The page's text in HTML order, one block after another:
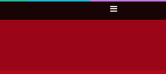
Sidebar